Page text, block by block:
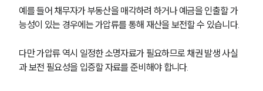
예를 들어 채무자가 부동산을 매각하려 하거나 예금을 인출할 가
능성이 있는 경우에는 가압류를 통해 재산을 보전할 수 있습니다.
다만 가압류 역시 일정한 소명자료가 필요하므로 채권 발생 사실
과 보전 필요성을 입증할 자료를 준비해야 합니다.